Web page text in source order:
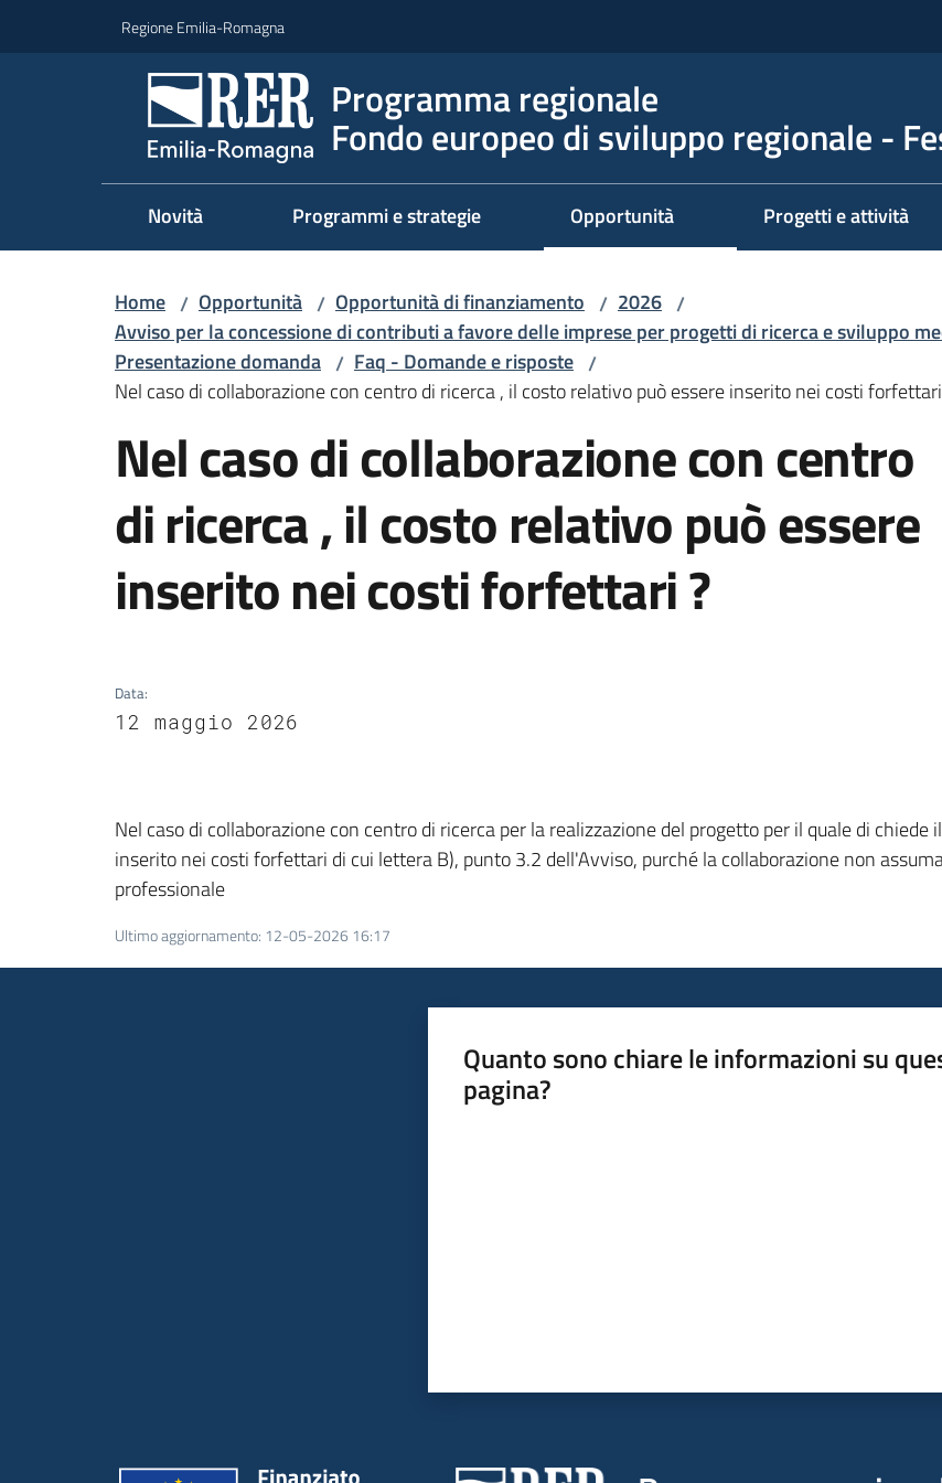
Regione Emilia-Romagna
Programma regionale
Fondo europeo di sviluppo regionale -
Novità Programmi e strategie Opportunità Progetti e attività
Home / Opportunità / Opportunità di finanziamento / 2026 /
Avviso per la concessione di contributi a favore delle imprese per progetti di ricerca e sviluppo
Presentazione domanda / Faq - Domande e risposte /
Nel caso di collaborazione con centro di ricerca , il costo relativo può essere inserito nei costi
Nel caso di collaborazione con centro
di ricerca , il costo relativo può essere
inserito nei costi forfettari ?
Data:
12 maggio 2026
Nel caso di collaborazione con centro di ricerca per la realizzazione del progetto per il quale di
inserito nei costi forfettari di cui lettera B), punto 3.2 dell'Avviso, purché la collaborazione non
professionale
Ultimo aggiornamento: 12-05-2026 16:17
Quanto sono chiare le informazioni su
pagina?